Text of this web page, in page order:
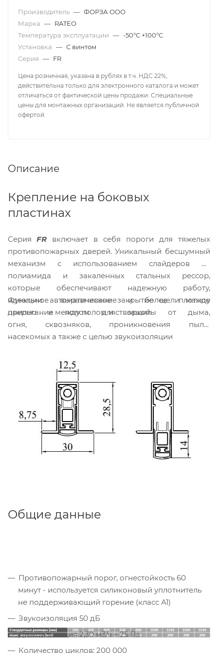
Производитель — ФОРЗА ООО
Марка — RATEO
Температура эксплуатации — -50°С +100°С
Установка — С винтом
Серия — FR
Цена розничная, указана в рублях в т.ч. НДС 22%,
действительна только для электронного каталога и может
отличаться от фактической цены продажи. Специальные
цены для монтажных организаций. Не является публичной
офертой.
Описание
Крепление на боковых
пластинах
Серия FR включает в себя пороги для тяжелых
противопожарных дверей. Уникальный бесшумный
механизм с использованием слайдеров из
полиамида и закаленных стальных рессор,
которые обеспечивают надежную работу,
идеальное выравнивание и более плотное
прилегание между полом и створкой.
Функции: автоматическое закрытие щели между
дверью и полом для защиты от дыма,
огня, сквозняков, проникновения пыли,
насекомых а также с целью звукоизоляции
Общие данные
Противопожарный порог, огнестойкость 60
минут - используется силиконовый уплотнитель
не поддерживающий горение (класс А1)
Звукоизоляция 50 дБ
Дымоизоляция 2,30 м3/ч – 25 Па
Количество циклов: 200 000